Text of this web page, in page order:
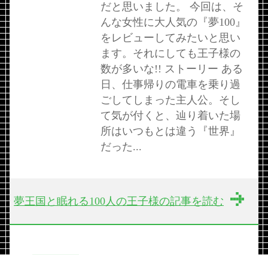
だと思いました。 今回は、そ
んな女性に大人気の『夢100』
をレビューしてみたいと思い
ます。それにしても王子様の
数が多いな!! ストーリー ある
日、仕事帰りの電車を乗り過
ごしてしまった主人公。そし
て気が付くと、辿り着いた場
所はいつもとは違う『世界』
だった...
夢王国と眠れる100人の王子様の記事を読む